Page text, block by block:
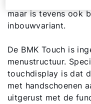
maar is tevens ook
inbouwvariant.
De BMK Touch is
menustructuur.
touchdisplay is dat
met handschoenen
uitgerust met de
Mail de